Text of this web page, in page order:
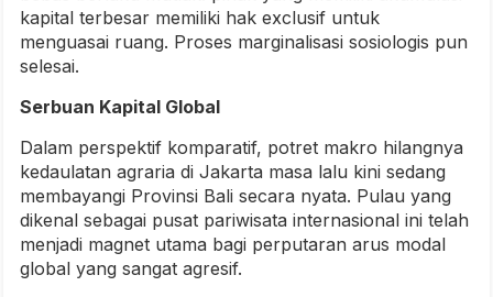
kapital terbesar memiliki hak exclusif untuk
menguasai ruang. Proses marginalisasi sosiologis pun
selesai.
Serbuan Kapital Global
Dalam perspektif komparatif, potret makro hilangnya
kedaulatan agraria di Jakarta masa lalu kini sedang
membayangi Provinsi Bali secara nyata. Pulau yang
dikenal sebagai pusat pariwisata internasional ini telah
menjadi magnet utama bagi perputaran arus modal
global yang sangat agresif.